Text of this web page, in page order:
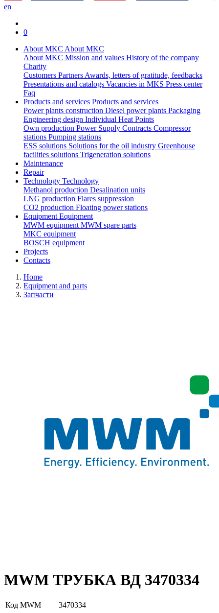
en
0
About MKC About MKC
About MKC Mission and values History of the company
Charity
Customers PartnersAwards, letters of gratitude, feedbacks
Presentations and catalogs Vacancies in MKS Press center
Faq
Products and services Products and services
Power plants construction Diesel power plants Packaging
Engineering design Individual Heat Points
Own production Power Supply Contracts Compressor
stations Pumping stations
ESS solutions Solutions for the oil industry Greenhouse
facilities solutions Trigeneration solutions
Maintenance
Repair
Technology Technology
Methanol production Desalination units
LNG production Flares suppression
СО2 production Floating power stations
EquipmentEquipment
MWM equipmentMWM spare parts
MKC equipment
BOSCH equipment
Projects
Contacts
Home
Equipment and parts
Запчасти
MWM ТРУБКА ВД 3470334
Код MWM
3470334